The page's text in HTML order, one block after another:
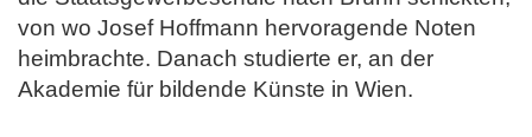
von wo Josef Hoffmann hervoragende Noten
heimbrachte. Danach studierte er, an der
Akademie für bildende Künste in Wien.